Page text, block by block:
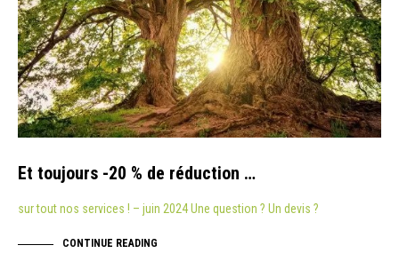
Et toujours -20 % de réduction …
sur tout nos services ! – juin 2024 Une question ? Un devis ?
CONTINUE READING